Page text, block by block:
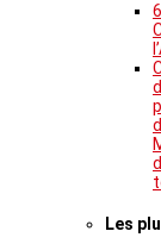
Les